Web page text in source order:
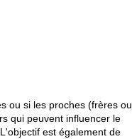
ou si les proches (frères ou
qui peuvent influencer le
est également de